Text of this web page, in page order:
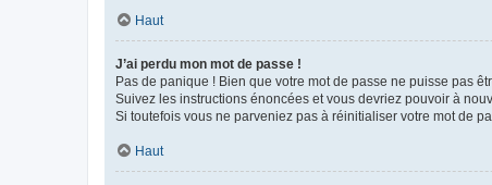
Haut
J’ai perdu mon mot de passe !
Pas de panique ! Bien que votre mot de passe ne puisse pas
Suivez les instructions énoncées et vous devriez pouvoir à
Si toutefois vous ne parveniez pas à réinitialiser votre mot de
Haut